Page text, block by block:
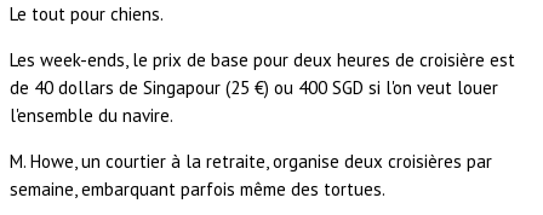
Le tout pour chiens.
Les week-ends, le prix de base pour deux heures de croisière est
de 40 dollars de Singapour (25 €) ou 400 SGD si l'on veut louer
l'ensemble du navire.
M. Howe, un courtier à la retraite, organise deux croisières par
semaine, embarquant parfois même des tortues.